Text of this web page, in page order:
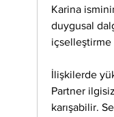
Karina
duygusal
içselleştirme
İlişkilerde
Partner
karışabilir.